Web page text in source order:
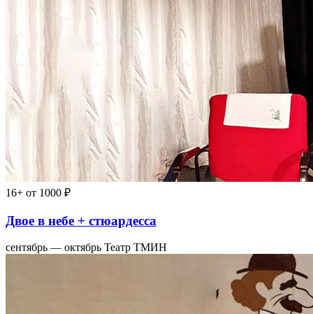
16+ от 1000 ₽
Двое в небе + стюардесса
сентябрь — октябрь Театр ТМИН